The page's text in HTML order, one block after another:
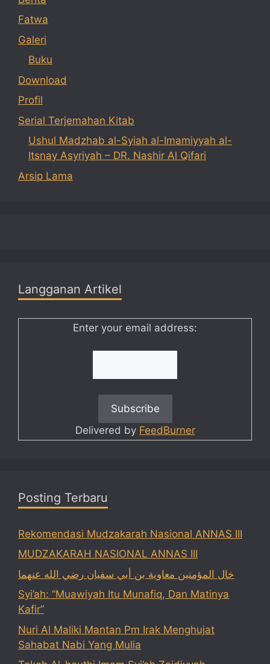
Fatwa
Galeri
Buku
Download
Profil
Serial Terjemahan Kitab
Ushul Madzhab al-Syiah al-Imamiyyah al-
Itsnay Asyriyah – DR. Nashir Al Qifari
Arsip Lama
Langganan Artikel
Enter your email address:
Delivered by FeedBurner
Posting Terbaru
Rekomendasi Mudzakarah Nasional ANNAS III
MUDZAKARAH NASIONAL ANNAS III
خال المؤمنين معاوية بن أبي سفيان رضي الله عنهما
Syi’ah: “Muawiyah Itu Munafiq, Dan Matinya
Kafir”
Nuri Al Maliki Mantan Pm Irak Menghujat
Sahabat Nabi Yang Mulia